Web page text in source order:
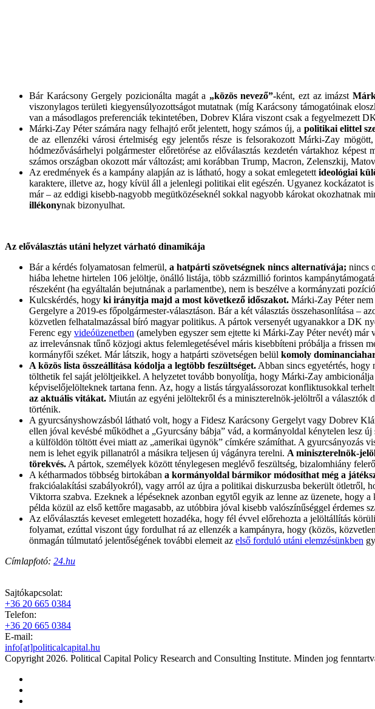
Bár Karácsony Gergely pozicionálta magát a „közös nevező”-ként, ezt az imázst
viszonylagos területi kiegyensúlyozottságot mutatnak (míg Karácsony támogatóinak
van a másodlagos preferenciák tekintetében, Dobrev Klára viszont csak a fegyelmezett
Márki-Zay Péter számára nagy felhajtó erőt jelentett, hogy számos új, a politikai elittel
de az ellenzéki városi értelmiség egy jelentős része is felsorakozott Márki-Zay
hódmezővásárhelyi polgármester előretörése az előválasztás kezdetén vártakhoz
számos országban okozott már változást; ami korábban Trump, Macron, Zelenszkij,
Az eredmények és a kampány alapján az is látható, hogy a sokat emlegetett ideológiai
karaktere, illetve az, hogy kívül áll a jelenlegi politikai elit egészén. Ugyanez kockázatot
már – az eddigi kisebb-nagyobb megütközéseknél sokkal nagyobb károkat okozhatnak
illékonynak bizonyulhat.
Az előválasztás utáni helyzet várható dinamikája
Bár a kérdés folyamatosan felmerül, a hatpárti szövetségnek nincs alternatívája; nincs
hiába lehetne hirtelen 106 jelöltje, önálló listája, több százmillió forintos
részeként (ha egyáltalán bejutnának a parlamentbe), nem is beszélve a kormányzati
Kulcskérdés, hogy ki irányítja majd a most következő időszakot. Márki-Zay Péter nem
Gergelyre a 2019-es főpolgármester-választáson. Bár a két választás összehasonlítása –
közvetlen felhatalmazással bíró magyar politikus. A pártok versenyét ugyanakkor a DK
Ferenc egy videóüzenetben (amelyben egyszer sem ejtette ki Márki-Zay Péter nevét) már
az irrelevánsnak tűnő közjogi aktus felemlegetésével máris kisebbíteni próbálja a frissen
kormányfői széket. Már látszik, hogy a hatpárti szövetségen belül komoly
A közös lista összeállítása kódolja a legtöbb feszültséget. Abban sincs egyetértés,
tölthetik fel saját jelöltjeikkel. A helyzetet tovább bonyolítja, hogy Márki-Zay
képviselőjelölteknek tartana fenn. Az, hogy a listás tárgyalássorozat konfliktusokkal
az aktuális vitákat. Miután az egyéni jelöltekről és a miniszterelnök-jelöltről a választók
történik.
A gyurcsányshowzásból látható volt, hogy a Fidesz Karácsony Gergelyt vagy Dobrev
ellen jóval kevésbé működhet a „Gyurcsány bábja” vád, a kormányoldal kénytelen lesz
a külföldön töltött évei miatt az „amerikai ügynök” címkére számíthat. A gyurcsányozás
nem is lehet egyik pillanatról a másikra teljesen új vágányra terelni. A miniszterelnök-
törekvés. A pártok, személyek között ténylegesen meglévő feszültség, bizalomhiány
A kétharmados többség birtokában a kormányoldal bármikor módosíthat még a
frakcióalakítási szabályokról), vagy arról az újra a politikai diskurzusba bekerült ötletről,
Viktorra szabva. Ezeknek a lépéseknek azonban egytől egyik az lenne az üzenete, hogy
példa közül az első kettőre magasabb, az utóbbira jóval kisebb valószínűséggel érdemes
Az előválasztás keveset emlegetett hozadéka, hogy fél évvel előrehozta a jelöltállítás
folyamat, ezúttal viszont úgy fordulhat rá az ellenzék a kampányra, hogy (közös,
önmagán túlmutató jelentőségének további elemeit az első forduló utáni elemzésünkben
Címlapfotó: 24.hu
Sajtókapcsolat:
+36 20 665 0384
Telefon:
+36 20 665 0384
E-mail:
info[at]politicalcapital.hu
Copyright 2026. Political Capital Policy Research and Consulting Institute. Minden jog